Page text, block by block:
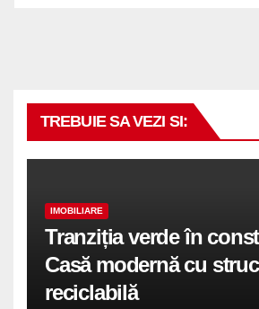
TREBUIE SA VEZI SI:
IMOBILIARE
Tranziția verde în
Casă modernă cu
reciclabilă